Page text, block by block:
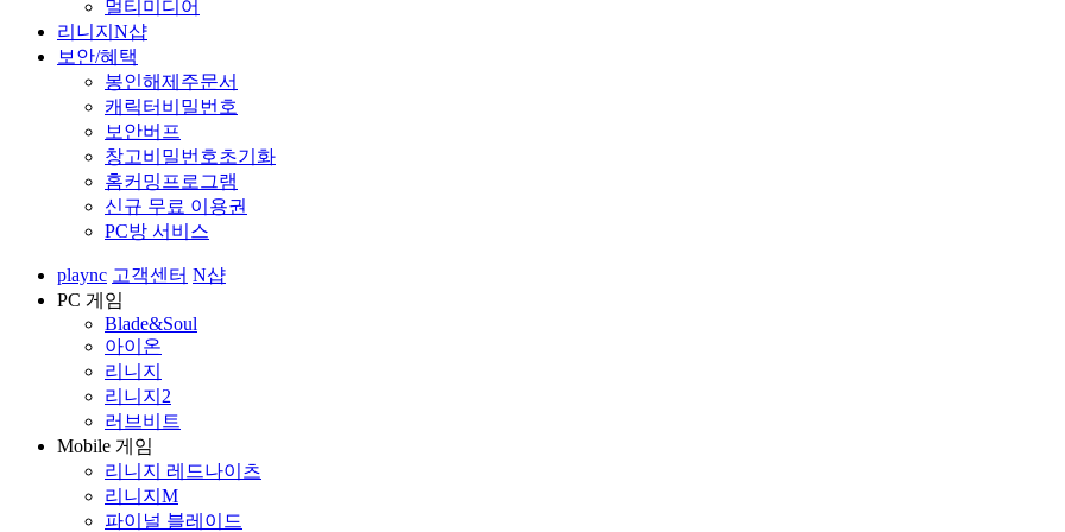
멀티미디어
리니지N샵
보안/혜택
봉인해제주문서
캐릭터비밀번호
보안버프
창고비밀번호초기화
홈커밍프로그램
신규 무료 이용권
PC방 서비스
plaync 고객센터 N샵
PC 게임
Blade&Soul
아이온
리니지
리니지2
러브비트
Mobile 게임
리니지 레드나이츠
리니지M
파이널 블레이드